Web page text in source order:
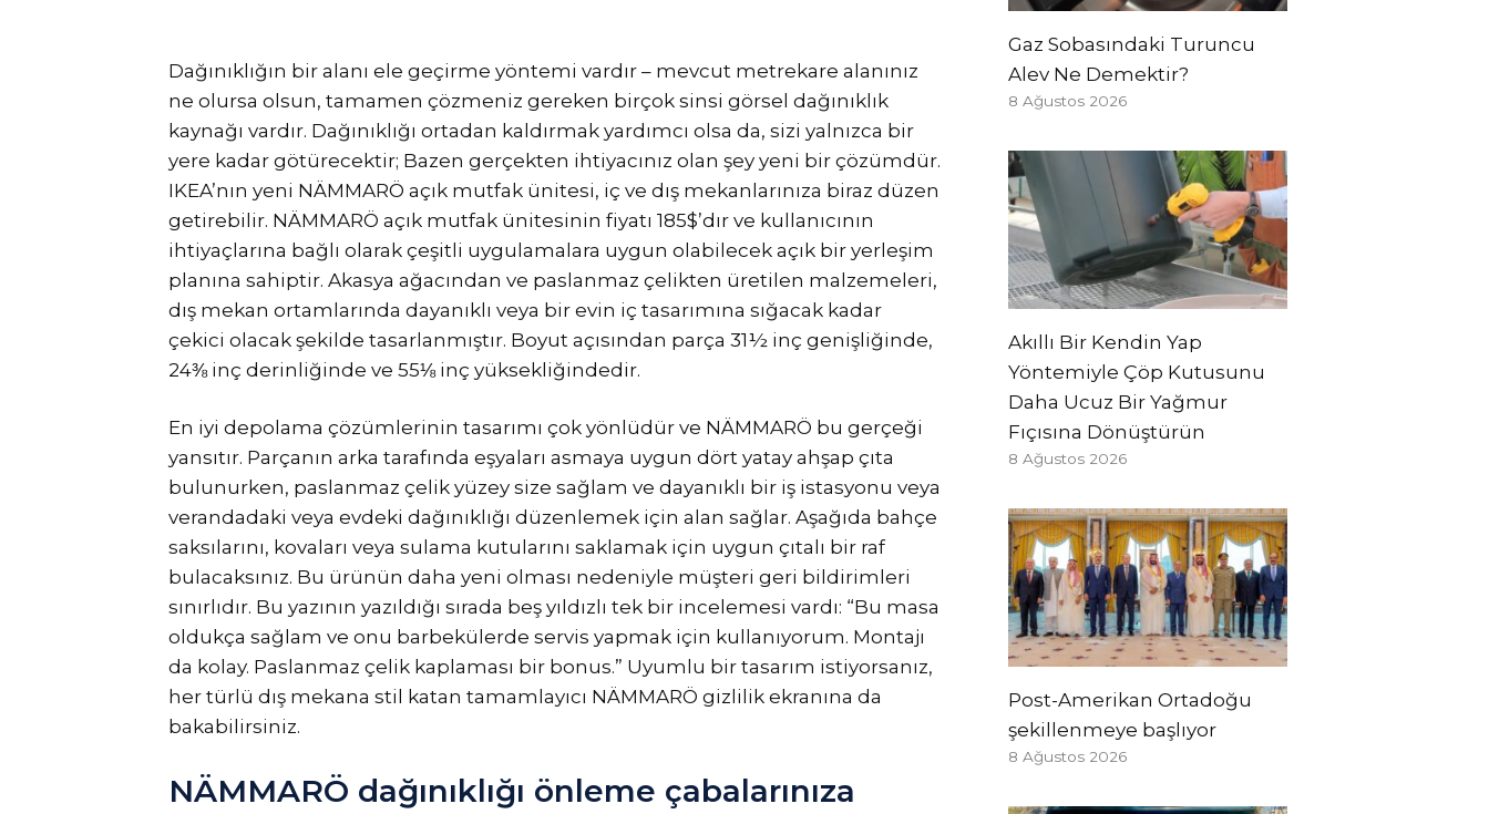
Dağınıklığın bir alanı ele geçirme yöntemi vardır – mevcut metrekare alanınız
ne olursa olsun, tamamen çözmeniz gereken birçok sinsi görsel dağınıklık
kaynağı vardır. Dağınıklığı ortadan kaldırmak yardımcı olsa da, sizi yalnızca bir
yere kadar götürecektir; Bazen gerçekten ihtiyacınız olan şey yeni bir çözümdür.
IKEA’nın yeni NÄMMARÖ açık mutfak ünitesi, iç ve dış mekanlarınıza biraz düzen
getirebilir. NÄMMARÖ açık mutfak ünitesinin fiyatı 185$’dır ve kullanıcının
ihtiyaçlarına bağlı olarak çeşitli uygulamalara uygun olabilecek açık bir yerleşim
planına sahiptir. Akasya ağacından ve paslanmaz çelikten üretilen malzemeleri,
dış mekan ortamlarında dayanıklı veya bir evin iç tasarımına sığacak kadar
çekici olacak şekilde tasarlanmıştır. Boyut açısından parça 31½ inç genişliğinde,
24⅜ inç derinliğinde ve 55⅛ inç yüksekliğindedir.
En iyi depolama çözümlerinin tasarımı çok yönlüdür ve NÄMMARÖ bu gerçeği
yansıtır. Parçanın arka tarafında eşyaları asmaya uygun dört yatay ahşap çıta
bulunurken, paslanmaz çelik yüzey size sağlam ve dayanıklı bir iş istasyonu veya
verandadaki veya evdeki dağınıklığı düzenlemek için alan sağlar. Aşağıda bahçe
saksılarını, kovaları veya sulama kutularını saklamak için uygun çıtalı bir raf
bulacaksınız. Bu ürünün daha yeni olması nedeniyle müşteri geri bildirimleri
sınırlıdır. Bu yazının yazıldığı sırada beş yıldızlı tek bir incelemesi vardı: “Bu masa
oldukça sağlam ve onu barbekülerde servis yapmak için kullanıyorum. Montajı
da kolay. Paslanmaz çelik kaplaması bir bonus.” Uyumlu bir tasarım istiyorsanız,
her türlü dış mekana stil katan tamamlayıcı NÄMMARÖ gizlilik ekranına da
bakabilirsiniz.
NÄMMARÖ dağınıklığı önleme çabalarınıza
Gaz Sobasındaki Turuncu
Alev Ne Demektir?
8 Ağustos 2026
Akıllı Bir Kendin Yap
Yöntemiyle Çöp Kutusunu
Daha Ucuz Bir Yağmur
Fıçısına Dönüştürün
8 Ağustos 2026
Post-Amerikan Ortadoğu
şekillenmeye başlıyor
8 Ağustos 2026